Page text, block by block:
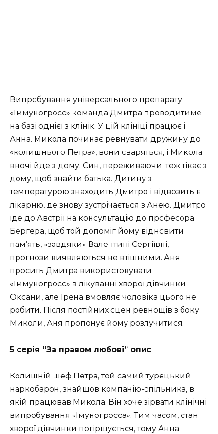
Випробування універсального препарату
«Іммуногросс» команда Дмитра проводитиме
на базі однієї з клінік. У цій клініці працює і
Анна. Микола починає ревнувати дружину до
«колишнього Петра», вони сваряться, і Микола
вночі йде з дому. Син, переживаючи, теж тікає з
дому, щоб знайти батька. Дитину з
температурою знаходить Дмитро і відвозить в
лікарню, де знову зустрічається з Анею. Дмитро
їде до Австрії на консультацію до професора
Бергера, щоб той допоміг йому відновити
пам’ять, «завдяки» Валентині Сергіївні,
прогнози виявляються не втішними. Аня
просить Дмитра використовувати
«Іммуногросс» в лікуванні хворої дівчинки
Оксани, але Ірена вмовляє чоловіка цього не
робити. Після постійних сцен ревнощів з боку
Миколи, Аня пропонує йому розлучитися.
5 серія “За правом любові” опис
Колишній шеф Петра, той самий турецький
наркобарон, знайшов компанію-спільника, в
якій працював Микола. Він хоче зірвати клінічні
випробування «Імуногросса». Тим часом, стан
хворої дівчинки погіршується, тому Анна